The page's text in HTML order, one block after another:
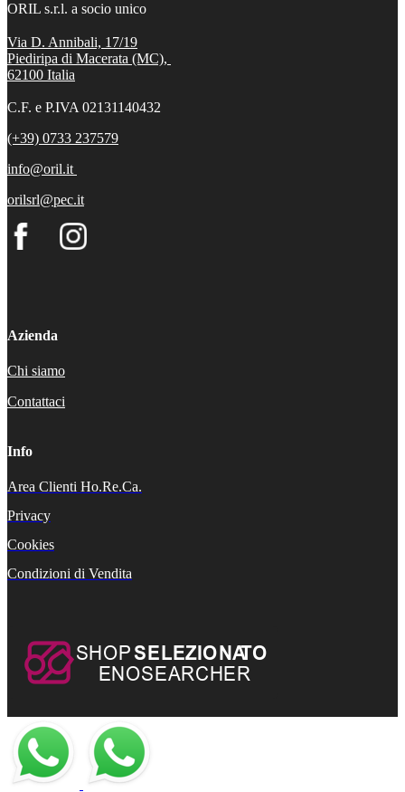
ORIL s.r.l. a socio unico
Via D. Annibali, 17/19
Piediripa di Macerata (MC),
62100 Italia
C.F. e P.IVA 02131140432
(+39) 0733 237579
info@oril.it
orilsrl@pec.it
Azienda
Chi siamo
Contattaci
Info
Area Clienti Ho.Re.Ca.
Privacy
Cookies
Condizioni di Vendita